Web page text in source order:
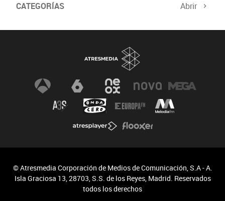
CATEGORÍAS Abrir
Salud sexual El tiempo Viajes y planes
Champions Últimas noticias
Nutrición Gastronomía Recetas de cocina
Trabaja los glúteos Suelo pélvico
Dietas sanas
Alimentos sanos Trabaja los glúteos
© Atresmedia Corporación de Medios de Comunicación, S.A - A.
Isla Graciosa 13, 28703, S.S. de los Reyes, Madrid. Reservados
todos los derechos